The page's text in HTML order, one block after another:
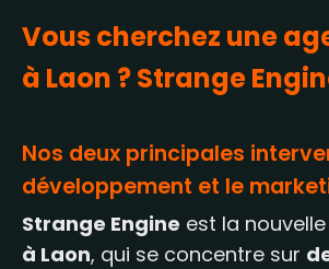
Vous cherchez une
à Laon ? Strange
Nos deux principales
développement et le
Strange Engine est la nouvelle
à Laon, qui se concentre sur